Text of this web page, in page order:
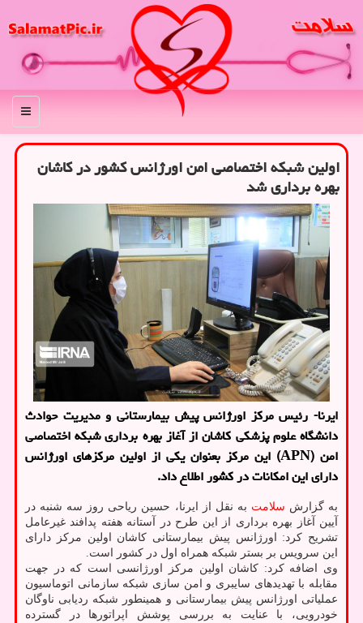
منو
اولین شبكه اختصاصی امن اورژانس كشور در كاشان
بهره برداری شد
ایرنا- رئیس مركز اورژانس پیش بیمارستانی و مدیریت حوادث
دانشگاه علوم پزشكی كاشان از آغاز بهره برداری شبكه اختصاصی
امن (APN) این مركز بعنوان یكی از اولین مركزهای اورژانس
دارای این امكانات در كشور اطلاع داد.
به گزارش سلامت به نقل از ایرنا، حسین ریاحی روز سه شنبه در
آیین آغاز بهره برداری از این طرح در آستانه هفته پدافند غیرعامل
تشریح کرد: اورژانس پیش بیمارستانی کاشان اولین مرکز دارای
این سرویس بر بستر شبکه همراه اول در کشور است.
وی اضافه کرد: کاشان اولین مرکز اورژانسی است که در جهت
مقابله با تهدیدهای سایبری و امن سازی شبکه سازمانی اتوماسیون
عملیاتی اورژانس پیش بیمارستانی و همینطور شبکه ردیابی ناوگان
خودرویی، با عنایت به بررسی پوشش اپراتورها در گسترده